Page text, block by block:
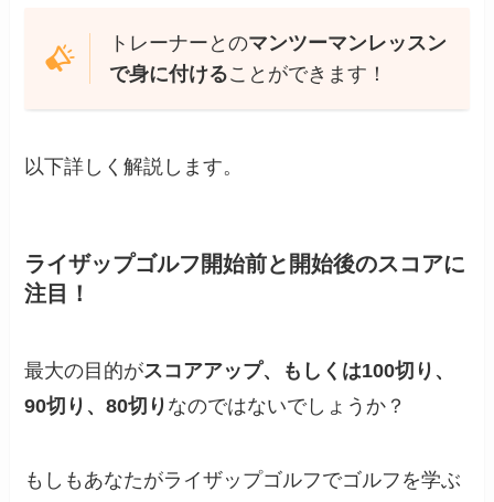
トレーナーとのマンツーマンレッスン
で身に付けることができます！
以下詳しく解説します。
ライザップゴルフ開始前と開始後のスコアに
注目！
最大の目的がスコアアップ、もしくは100切り、
90切り、80切り なのではないでしょうか？
もしもあなたがライザップゴルフでゴルフを学ぶ